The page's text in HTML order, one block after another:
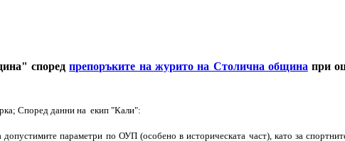
споредпрепоръките на журито на Столична общинапри
Според данни на екип "Кали":
параметри по ОУП (особено в историческата част), като за